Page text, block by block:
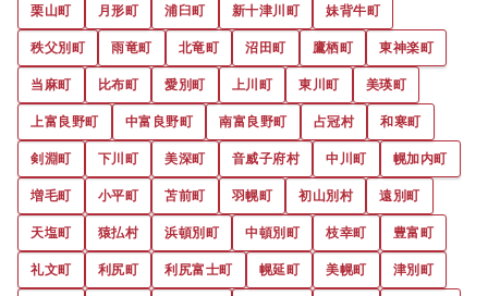
栗山町
月形町 浦臼町 新十津川町
妹背牛町
秩父別町
雨竜町 北竜町 沼田町 鷹栖町
東神楽町
当麻町
比布町 愛別町 上川町 東川町
美瑛町
上富良野町
中富良野町 南富良野町 占冠村
和寒町
剣淵町
下川町 美深町 音威子府村 中川町
幌加内町
増毛町
小平町 苫前町 羽幌町 初山別村
遠別町
天塩町
猿払村 浜頓別町 中頓別町 枝幸町
豊富町
礼文町
利尻町 利尻富士町 幌延町 美幌町
津別町